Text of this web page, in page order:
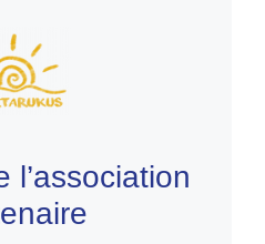
l’association